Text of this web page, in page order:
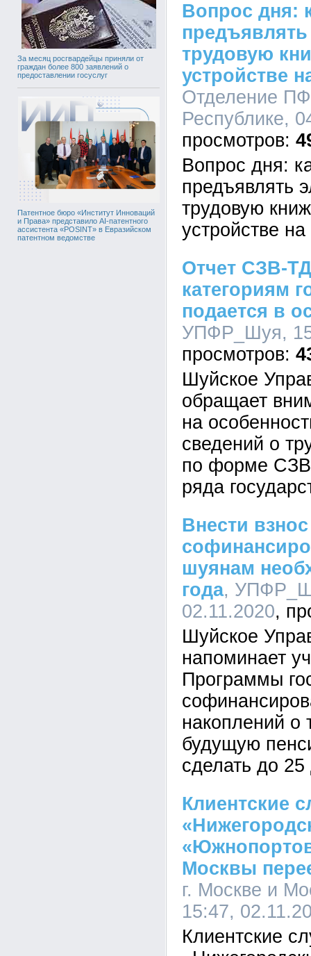
За месяц росгвардейцы приняли от
граждан более 800 заявлений о
предоставлении госуслуг
Патентное бюро «Институт Инноваций
и Права» представило AI-патентного
ассистента «POSINT» в Евразийском
патентном ведомстве
Вопрос дня:
трудовую
устройстве
Отделение
Республике,
Вопрос дня:
предъявлять
трудовую
устройстве
Отчет СЗВ-
категориям
подается в
УПФР_Шуя,
Шуйское
обращает
на
сведений о
по форме
ряда
Внести
шуянам
года,
02.11.2020
Шуйское
напоминает
Программы
накоплений о
будущую
сделать до
Клиентские
Москвы
г. Москве и
15:47,
Клиентские